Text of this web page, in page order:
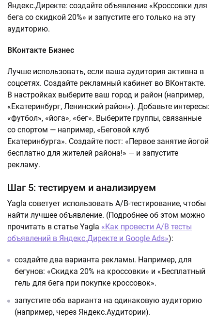
Яндекс.Директе: создайте объявление «Кроссовки для
бега со скидкой 20%» и запустите его только на эту
аудиторию.
ВКонтакте Бизнес
Лучше использовать, если ваша аудитория активна в
соцсетях. Создайте рекламный кабинет во ВКонтакте.
В настройках выберите ваш город и район (например,
«Екатеринбург, Ленинский район»). Добавьте интересы:
«футбол», «йога», «бег». Выберите группы, связанные
со спортом — например, «Беговой клуб
Екатеринбурга». Создайте пост: «Первое занятие йогой
бесплатно для жителей района!» — и запустите
рекламу.
Шаг 5: тестируем и анализируем
Yagla советует использовать A/B-тестирование, чтобы
найти лучшее объявление. (Подробнее об этом можно
прочитать в статье Yagla «Как провести A/B тесты
объявлений в Яндекс.Директе и Google Ads»):
создайте два варианта рекламы. Например, для
бегунов: «Скидка 20% на кроссовки» и «Бесплатный
гель для бега при покупке кроссовок».
запустите оба варианта на одинаковую аудиторию
(например, через Яндекс.Аудитории).